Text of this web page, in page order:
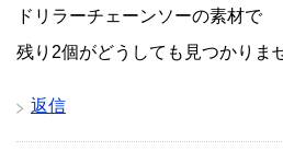
ドリラーチェーンソーの素材で
残り2個がどうしても見つかりま
返信